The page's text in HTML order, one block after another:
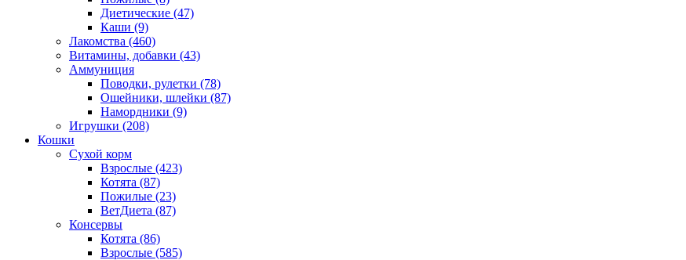
Диетические (47)
Каши (9)
Лакомства (460)
Витамины, добавки (43)
Аммуниция
Поводки, рулетки (78)
Ошейники, шлейки (87)
Намордники (9)
Игрушки (208)
Кошки
Сухой корм
Взрослые (423)
Котята (87)
Пожилые (23)
ВетДиета (87)
Консервы
Котята (86)
Взрослые (585)